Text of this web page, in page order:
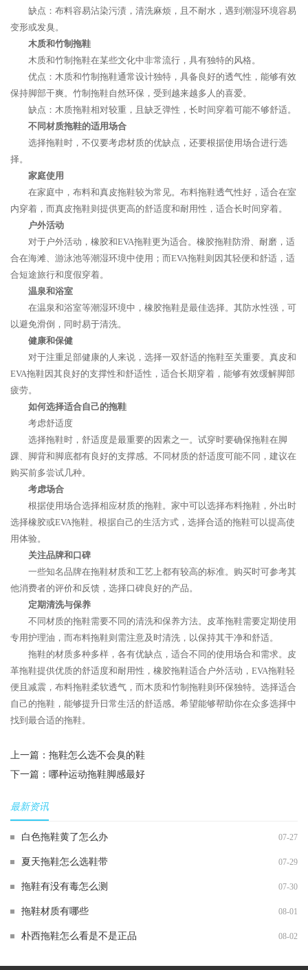
缺点：布料容易沾染污渍，清洗麻烦，且不耐水，遇到潮湿环境容易
变形或发臭。
木质和竹制拖鞋
木质和竹制拖鞋在某些文化中非常流行，具有独特的风格。
优点：木质和竹制拖鞋通常设计独特，具备良好的透气性，能够有效
保持脚部干爽。竹制拖鞋自然环保，受到越来越多人的喜爱。
缺点：木质拖鞋相对较重，且缺乏弹性，长时间穿着可能不够舒适。
不同材质拖鞋的适用场合
选择拖鞋时，不仅要考虑材质的优缺点，还要根据使用场合进行选
择。
家庭使用
在家庭中，布料和真皮拖鞋较为常见。布料拖鞋透气性好，适合在室
内穿着，而真皮拖鞋则提供更高的舒适度和耐用性，适合长时间穿着。
户外活动
对于户外活动，橡胶和EVA拖鞋更为适合。橡胶拖鞋防滑、耐磨，适
合在海滩、游泳池等潮湿环境中使用；而EVA拖鞋则因其轻便和舒适，适
合短途旅行和度假穿着。
温泉和浴室
在温泉和浴室等潮湿环境中，橡胶拖鞋是最佳选择。其防水性强，可
以避免滑倒，同时易于清洗。
健康和保健
对于注重足部健康的人来说，选择一双舒适的拖鞋至关重要。真皮和
EVA拖鞋因其良好的支撑性和舒适性，适合长期穿着，能够有效缓解脚部
疲劳。
如何选择适合自己的拖鞋
考虑舒适度
选择拖鞋时，舒适度是最重要的因素之一。试穿时要确保拖鞋在脚
踝、脚背和脚底都有良好的支撑感。不同材质的舒适度可能不同，建议在
购买前多尝试几种。
考虑场合
根据使用场合选择相应材质的拖鞋。家中可以选择布料拖鞋，外出时
选择橡胶或EVA拖鞋。根据自己的生活方式，选择合适的拖鞋可以提高使
用体验。
关注品牌和口碑
一些知名品牌在拖鞋材质和工艺上都有较高的标准。购买时可参考其
他消费者的评价和反馈，选择口碑良好的产品。
定期清洗与保养
不同材质的拖鞋需要不同的清洗和保养方法。皮革拖鞋需要定期使用
专用护理油，而布料拖鞋则需注意及时清洗，以保持其干净和舒适。
拖鞋的材质多种多样，各有优缺点，适合不同的使用场合和需求。皮
革拖鞋提供优质的舒适度和耐用性，橡胶拖鞋适合户外活动，EVA拖鞋轻
便且减震，布料拖鞋柔软透气，而木质和竹制拖鞋则环保独特。选择适合
自己的拖鞋，能够提升日常生活的舒适感。希望能够帮助你在众多选择中
找到最合适的拖鞋。
上一篇： 拖鞋怎么选不会臭的鞋
下一篇： 哪种运动拖鞋脚感最好
最新资讯
白色拖鞋黄了怎么办 07-27
夏天拖鞋怎么选鞋带 07-29
拖鞋有没有毒怎么测 07-30
拖鞋材质有哪些 08-01
朴西拖鞋怎么看是不是正品 08-02